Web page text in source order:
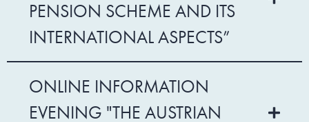
PENSION SCHEME AND ITS
INTERNATIONAL ASPECTS”
ONLINE INFORMATION
EVENING "THE AUSTRIAN